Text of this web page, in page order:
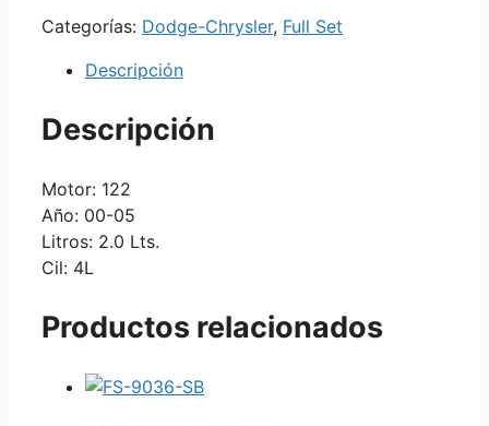
Categorías: Dodge-Chrysler, Full Set
Descripción
Descripción
Motor: 122
Año: 00-05
Litros: 2.0 Lts.
Cil: 4L
Productos relacionados